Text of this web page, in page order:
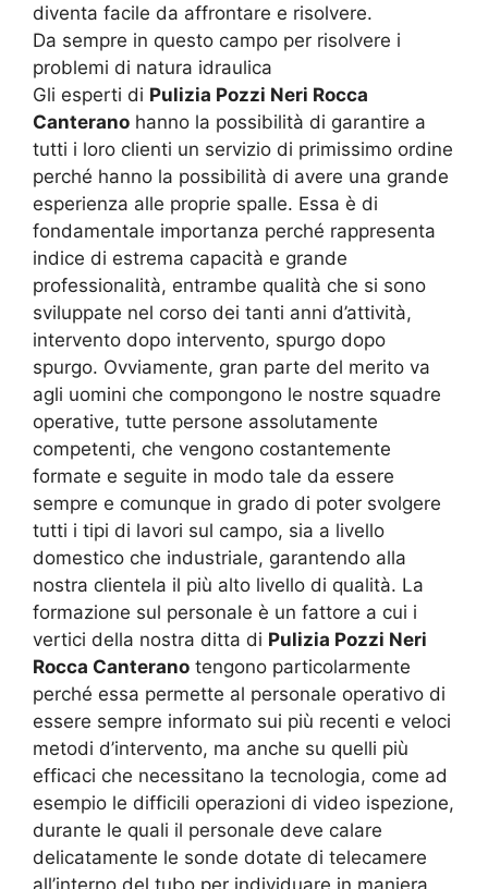
diventa facile da affrontare e risolvere.
Da sempre in questo campo per risolvere i
problemi di natura idraulica
Gli esperti di Pulizia Pozzi Neri Rocca
Canterano hanno la possibilità di garantire a
tutti i loro clienti un servizio di primissimo ordine
perché hanno la possibilità di avere una grande
esperienza alle proprie spalle. Essa è di
fondamentale importanza perché rappresenta
indice di estrema capacità e grande
professionalità, entrambe qualità che si sono
sviluppate nel corso dei tanti anni d’attività,
intervento dopo intervento, spurgo dopo
spurgo. Ovviamente, gran parte del merito va
agli uomini che compongono le nostre squadre
operative, tutte persone assolutamente
competenti, che vengono costantemente
formate e seguite in modo tale da essere
sempre e comunque in grado di poter svolgere
tutti i tipi di lavori sul campo, sia a livello
domestico che industriale, garantendo alla
nostra clientela il più alto livello di qualità. La
formazione sul personale è un fattore a cui i
vertici della nostra ditta di Pulizia Pozzi Neri
Rocca Canterano tengono particolarmente
perché essa permette al personale operativo di
essere sempre informato sui più recenti e veloci
metodi d’intervento, ma anche su quelli più
efficaci che necessitano la tecnologia, come ad
esempio le difficili operazioni di video ispezione,
durante le quali il personale deve calare
delicatamente le sonde dotate di telecamere
all’interno del tubo per individuare in maniera